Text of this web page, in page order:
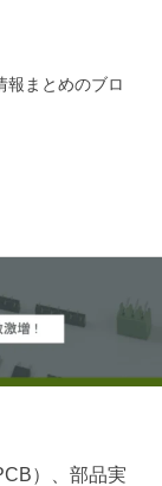
報まとめのブロ
）、部品実